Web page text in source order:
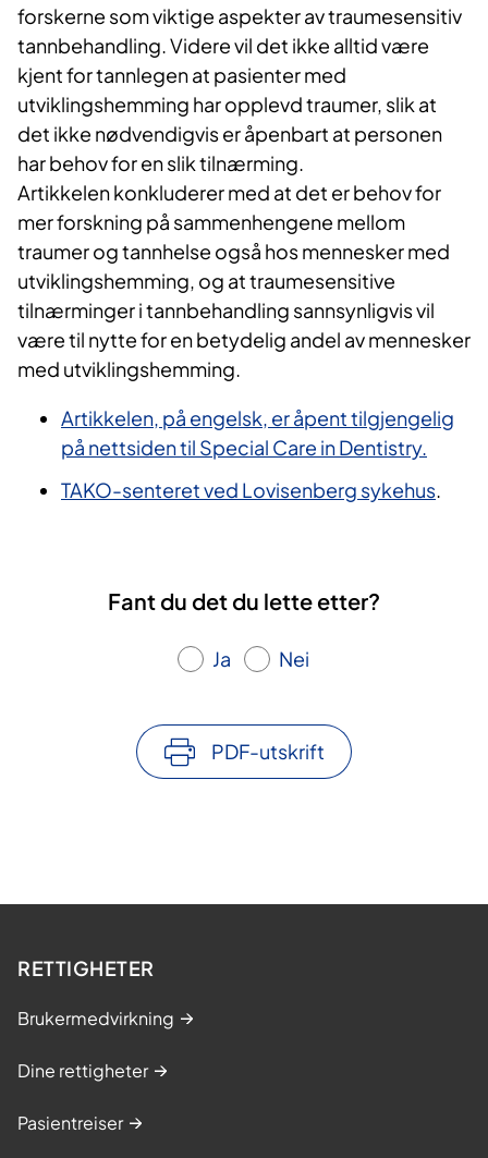
forskerne som viktige aspekter av traumesensitiv
tannbehandling. Videre vil det ikke alltid være
kjent for tannlegen at pasienter med
utviklingshemming har opplevd traumer, slik at
det ikke nødvendigvis er åpenbart at personen
har behov for en slik tilnærming.
Artikkelen konkluderer med at det er behov for
mer forskning på sammenhengene mellom
traumer og tannhelse også hos mennesker med
utviklingshemming, og at traumesensitive
tilnærminger i tannbehandling sannsynligvis vil
være til nytte for en betydelig andel av mennesker
med utviklingshemming.
Artikkelen, på engelsk, er åpent tilgjengelig
på nettsiden til Special Care in Dentistry.
TAKO-senteret ved Lovisenberg sykehus.
Fant du det du lette etter?
Ja Nei
PDF-utskrift
RETTIGHETER
Brukermedvirkning
Dine rettigheter
Pasientreiser